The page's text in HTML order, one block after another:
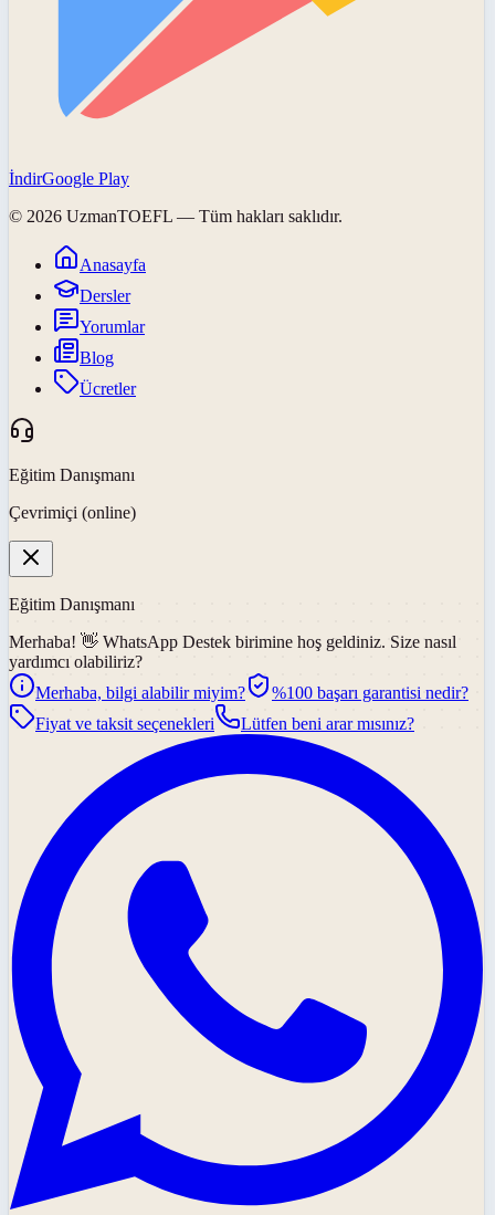
İndirGoogle Play
© 2026 UzmanTOEFL — Tüm hakları saklıdır.
Anasayfa
Dersler
Yorumlar
Blog
Ücretler
Eğitim Danışmanı
Çevrimiçi (online)
Eğitim Danışmanı
Merhaba! 👋 WhatsApp Destek birimine hoş geldiniz. Size nasıl
yardımcı olabiliriz?
Merhaba, bilgi alabilir miyim?
%100 başarı garantisi nedir?
Fiyat ve taksit seçenekleri
Lütfen beni arar mısınız?